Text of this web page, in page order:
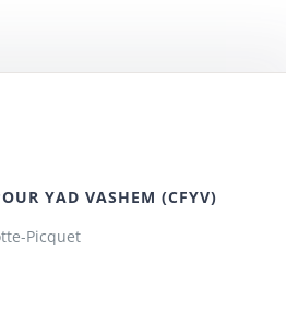
YAD VASHEM (CFYV)
Picquet